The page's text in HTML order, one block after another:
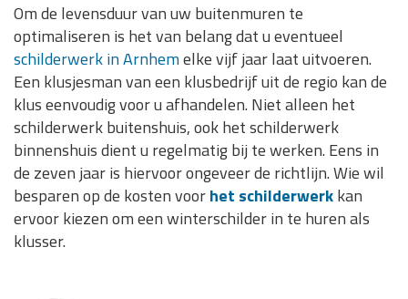
Om de levensduur van uw buitenmuren te
optimaliseren is het van belang dat u eventueel
schilderwerk in Arnhemelke vijf jaar laat uitvoeren.
Een klusjesman van een klusbedrijf uit de regio kan de
klus eenvoudig voor u afhandelen. Niet alleen het
schilderwerk buitenshuis, ook het schilderwerk
binnenshuis dient u regelmatig bij te werken. Eens in
de zeven jaar is hiervoor ongeveer de richtlijn. Wie wil
besparen op de kosten voorhet schilderwerkkan
ervoor kiezen om een winterschilder in te huren als
klusser.